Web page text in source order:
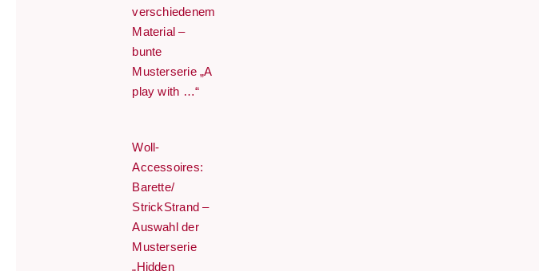
verschiedenem
Material –
bunte
Musterserie „A
play with …“
Woll-
Accessoires:
Barette/
StrickStrand –
Auswahl der
Musterserie
„Hidden